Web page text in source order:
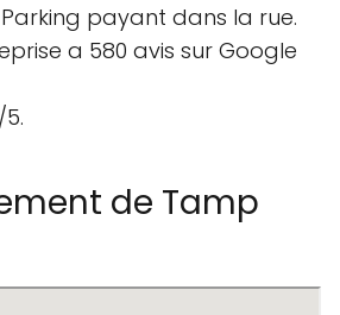
payant dans la rue.
a 580 avis sur Google
de Tamp